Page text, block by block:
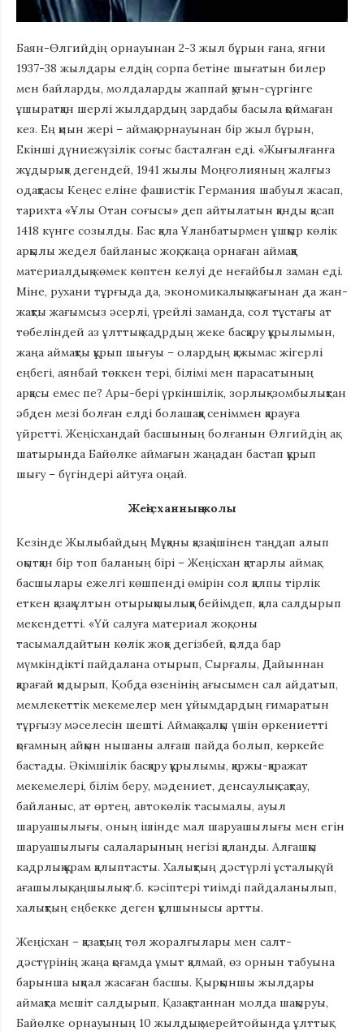
Баян-Өлгийдің орнауынан 2-3 жыл бұрын ғана, яғни
1937-38 жылдары елдің сорпа бетіне шығатын билер
мен байларды, молдаларды жаппай қуғын-сүргінге
ұшыратқан шерлі жылдардың зардабы басыла қоймаған
кез. Ең қиын жері – аймақ орнауынан бір жыл бұрын,
Екінші дүниежүзілік соғыс басталған еді. «Жығылғанға
жұдырық» дегендей, 1941 жылы Моңғолияның жалғыз
одақтасы Кеңес еліне фашистік Германия шабуыл жасап,
тарихта «Ұлы Отан соғысы» деп айтылатын қанды қасап
1418 күнге созылды. Бас қала Ұланбатырмен ұшқыр көлік
арқылы жедел байланыс жоқ, жаңа орнаған аймаққа
материалдық көмек көптен келуі де неғайбыл заман еді.
Міне, рухани тұрғыда да, экономикалық жағынан да жан-
жақты жағымсыз әсерлі, үрейлі заманда, сол тұстағы ат
төбеліндей аз ұлттық кадрдың жеке басқару құрылымын,
жаңа аймақты құрып шығуы – олардың қажымас жігерлі
еңбегі, аянбай төккен тері, білімі мен парасатының
арқасы емес пе? Ары-бері үркіншілік, зорлық-зомбылықтан
әбден мезі болған елді болашаққа сеніммен қарауға
үйретті. Жеңісхандай басшының болғанын Өлгийдің ақ
шатырында Байөлке аймағын жаңадан бастап құрып
шығу – бүгіндері айтуға оңай.
Жеңісханның жолы
Кезінде Жылыбайдың Мұқаны қазақ ішінен таңдап алып
оқытқан бір топ баланың бірі – Жеңісхан қатарлы аймақ
басшылары ежелгі көшпенді өмірін сол қалпы тірлік
еткен қазақ ұлтын отырықшылыққа бейімдеп, қала салдырып
мекендетті. «Үй салуға материал жоқ, оны
тасымалдайтын көлік жоқ» дегізбей, қолда бар
мүмкіндікті пайдалана отырып, Сырғалы, Дайыннан
қарағай қидырып, Қобда өзенінің ағысымен сал айдатып,
мемлекеттік мекемелер мен ұйымдардың ғимаратын
тұрғызу мәселесін шешті. Аймақ халқы үшін өркениетті
қоғамның айқын нышаны алғаш пайда болып, көркейе
бастады. Әкімшілік басқару құрылымы, қаржы-қаражат
мекемелері, білім беру, мәдениет, денсаулық сақтау,
байланыс, ат өртең, автокөлік тасымалы, ауыл
шаруашылығы, оның ішінде мал шаруашылығы мен егін
шаруашылығы салаларының негізі қаланды. Алғашқы
кадрлық құрам қалыптасты. Халықтың дәстүрлі ұсталық, үй
ағашылық, аңшылық т.б. кәсіптері тиімді пайдаланылып,
халықтың еңбекке деген құлшынысы артты.
Жеңісхан – қазақтың төл жоралғылары мен салт-
дәстүрінің жаңа қоғамда ұмыт қалмай, өз орнын табуына
барынша ықпал жасаған басшы. Қырқыншы жылдары
аймақта мешіт салдырып, Қазақстаннан молда шақыруы,
Байөлке орнауының 10 жылдық мерейтойында ұлттық